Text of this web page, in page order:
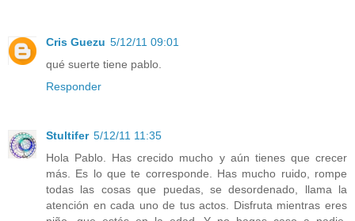
Cris Guezu 5/12/11 09:01
qué suerte tiene pablo.
Responder
Stultifer 5/12/11 11:35
Hola Pablo. Has crecido mucho y aún tienes que crecer
más. Es lo que te corresponde. Has mucho ruido, rompe
todas las cosas que puedas, se desordenado, llama la
atención en cada uno de tus actos. Disfruta mientras eres